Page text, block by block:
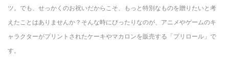
ツ。でも、せっかくのお祝いだからこそ、もっと特別なものを贈りたいと考
えたことはありませんか？そんな時にぴったりなのが、アニメやゲームのキ
ャラクターがプリントされたケーキやマカロンを販売する「プリロール」で
す。